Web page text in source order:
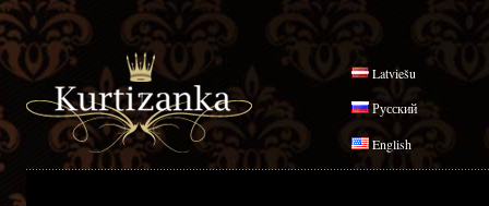
Latviešu
Русский
English